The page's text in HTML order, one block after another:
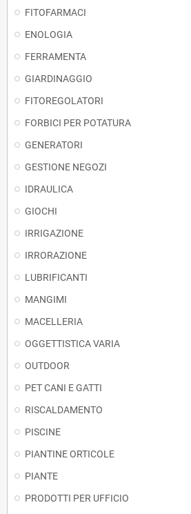
FITOFARMACI
ENOLOGIA
FERRAMENTA
GIARDINAGGIO
FITOREGOLATORI
FORBICI PER POTATURA
GENERATORI
GESTIONE NEGOZI
IDRAULICA
GIOCHI
IRRIGAZIONE
IRRORAZIONE
LUBRIFICANTI
MANGIMI
MACELLERIA
OGGETTISTICA VARIA
OUTDOOR
PET CANI E GATTI
RISCALDAMENTO
PISCINE
PIANTINE ORTICOLE
PIANTE
PRODOTTI PER UFFICIO